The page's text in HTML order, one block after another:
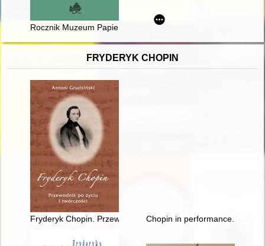
Rocznik Muzeum Papiernictwa. T. 17 (2023)
FRYDERYK CHOPIN
Fryderyk Chopin. Przewodnik po życiu i twórczości
Chopin in performance.